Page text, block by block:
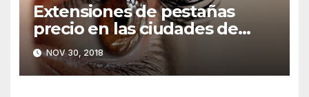
Extensiones de pestañas
precio en las ciudades de
España
NOV 30, 2018